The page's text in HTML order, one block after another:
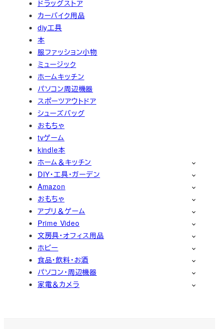
ドラッグストア
カーバイク用品
diy工具
本
服ファッション小物
ミュージック
ホームキッチン
パソコン周辺機器
スポーツアウトドア
シューズバッグ
おもちゃ
tvゲーム
kindle本
ホーム＆キッチン
DIY・工具・ガーデン
Amazon
おもちゃ
アプリ＆ゲーム
Prime Video
文房具・オフィス用品
ホビー
食品・飲料・お酒
パソコン・周辺機器
家電＆カメラ